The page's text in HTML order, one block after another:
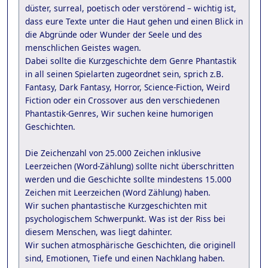
düster, surreal, poetisch oder verstörend – wichtig ist,
dass eure Texte unter die Haut gehen und einen Blick in
die Abgründe oder Wunder der Seele und des
menschlichen Geistes wagen.
Dabei sollte die Kurzgeschichte dem Genre Phantastik
in all seinen Spielarten zugeordnet sein, sprich z.B.
Fantasy, Dark Fantasy, Horror, Science-Fiction, Weird
Fiction oder ein Crossover aus den verschiedenen
Phantastik-Genres, Wir suchen keine humorigen
Geschichten.
Die Zeichenzahl von 25.000 Zeichen inklusive
Leerzeichen (Word-Zählung) sollte nicht überschritten
werden und die Geschichte sollte mindestens 15.000
Zeichen mit Leerzeichen (Word Zählung) haben.
Wir suchen phantastische Kurzgeschichten mit
psychologischem Schwerpunkt. Was ist der Riss bei
diesem Menschen, was liegt dahinter.
Wir suchen atmosphärische Geschichten, die originell
sind, Emotionen, Tiefe und einen Nachklang haben.